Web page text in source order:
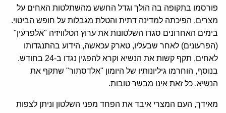
פורסמו בתקופה בה הולך וגדל החשש מהשתלטות האחים על
מצרים, הפיכתה למדינה דתית והטלת מגבלות על חופש הביטוי.
בימים האחרונים סגרו השלטונות את ערוץ הטלוויזיה "אלפרעין"
(הפרעונים) לאחר שבעליו, טארק עכאשה, הידוע בהתנגדותו
לאחים, תקף קשות את הנשיא וקרא להפגין נגדו ב-24 בחודש.
בנוסף, הוחרמו גיליונותיו של היומון "אלדסתור" שתקף את
הנשיא. כל זאת אינו מבשר טובות.
מאידך, העם המצרי איבד את הפחד מפני השלטון וניתן לצפות